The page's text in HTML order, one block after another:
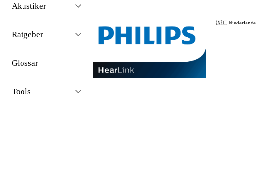
Akustiker
Ratgeber
Glossar
Tools
🇳🇱 Niederlande